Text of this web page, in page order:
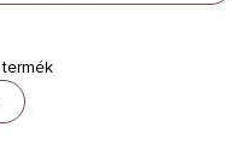
termék